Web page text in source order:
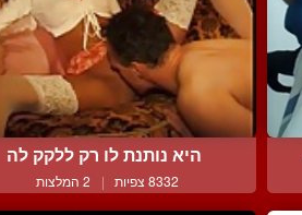
היא נותנת לו רק ללקק לה
8332 צפיות | 2 המלצות